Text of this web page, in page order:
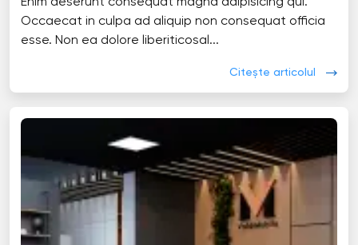
Occaecat in culpa ad aliquip non consequat officia
esse. Non ea dolore liberiticosal...
Citește articolul